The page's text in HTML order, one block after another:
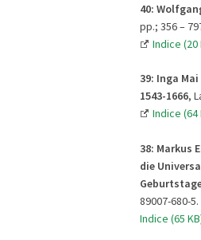
40:
pp.; 356 –
Indice (20
39: Inga
1543-1666,
Indice (64
38: Markus
die
89007-680-5.
Indice (65